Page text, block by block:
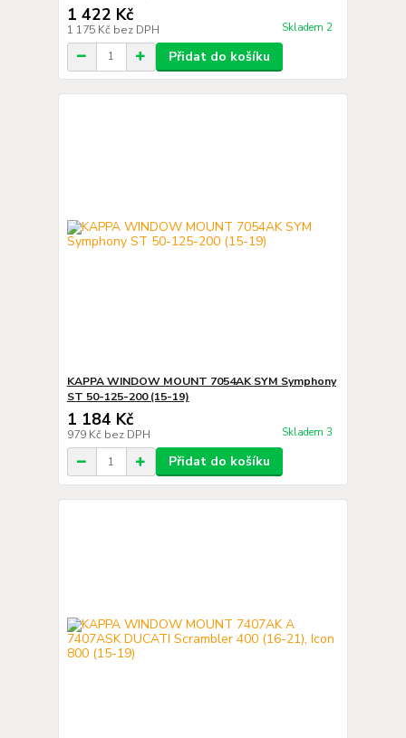
1 422 Kč
1 175 Kč bez DPH Skladem 2
Přidat do košíku
KAPPA WINDOW MOUNT 7054AK SYM Symphony
ST 50-125-200 (15-19)
1 184 Kč
979 Kč bez DPH Skladem 3
Přidat do košíku